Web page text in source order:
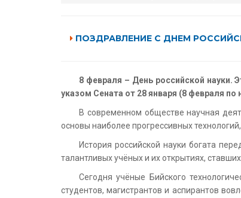
ПОЗДРАВЛЕНИЕ С ДНЕМ
8 февраля – День российской науки.
указом Сената от 28 января (8 февраля
В современном обществе научная
основы наиболее прогрессивных
История российской науки богата
талантливых учёных и их открытиях,
Сегодня учёные Бийского
студентов, магистрантов и аспирантов